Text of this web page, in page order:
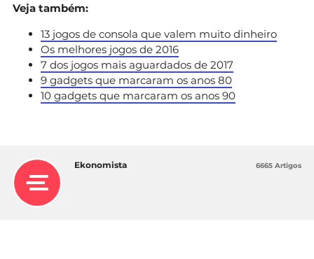
Veja também:
13 jogos de consola que valem muito dinheiro
Os melhores jogos de 2016
7 dos jogos mais aguardados de 2017
9 gadgets que marcaram os anos 80
10 gadgets que marcaram os anos 90
Ekonomista 6665 Artigos